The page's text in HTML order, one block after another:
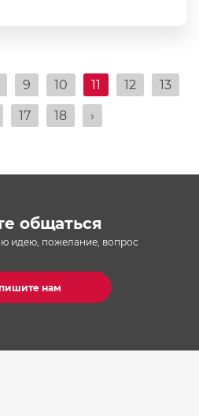
9 10 11 12 13
17 18 ›
общаться
идею, пожелание, вопрос
нам